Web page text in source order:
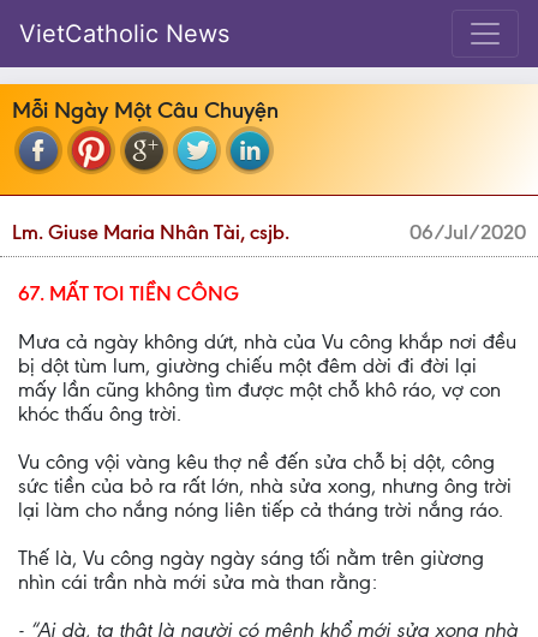
VietCatholic News
Mỗi Ngày Một Câu Chuyện
Lm. Giuse Maria Nhân Tài, csjb. 06/Jul/2020
67. MẤT TOI TIỀN CÔNG
Mưa cả ngày không dứt, nhà của Vu công khắp nơi đều
bị dột tùm lum, giường chiếu một đêm dời đi đời lại
mấy lần cũng không tìm được một chỗ khô ráo, vợ con
khóc thấu ông trời.
Vu công vội vàng kêu thợ nề đến sửa chỗ bị dột, công
sức tiền của bỏ ra rất lớn, nhà sửa xong, nhưng ông trời
lại làm cho nắng nóng liên tiếp cả tháng trời nắng ráo.
Thế là, Vu công ngày ngày sáng tối nằm trên giừơng
nhìn cái trần nhà mới sửa mà than rằng:
- “Ai dà, ta thật là người có mệnh khổ mới sửa xong nhà